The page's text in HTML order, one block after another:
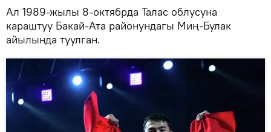
Ал 1989-жылы 8-октябрда Талас облусуна
караштуу Бакай-Ата районундагы Миң-Булак
айылында туулган.